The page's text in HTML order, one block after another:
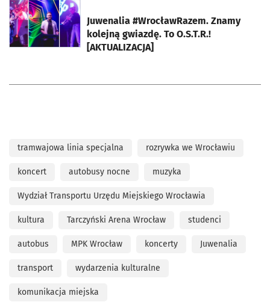
Juwenalia #WrocławRazem. Znamy
kolejną gwiazdę. To O.S.T.R.!
[AKTUALIZACJA]
otworzy się w nowej karcie
tramwajowa linia specjalna rozrywka we Wrocławiu
koncert autobusy nocne muzyka
Wydział Transportu Urzędu Miejskiego Wrocławia
kultura Tarczyński Arena Wrocław studenci
autobus MPK Wrocław koncerty Juwenalia
transport wydarzenia kulturalne
komunikacja miejska